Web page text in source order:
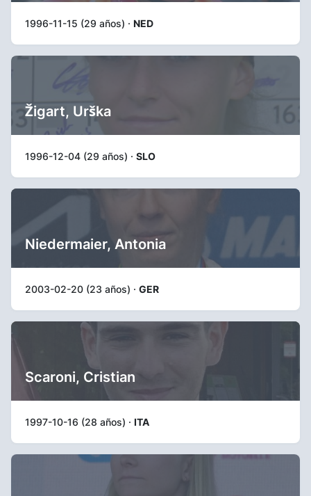
1996-11-15 (29 años) · NED
Žigart, Urška
1996-12-04 (29 años) · SLO
Niedermaier, Antonia
2003-02-20 (23 años) · GER
Scaroni, Cristian
1997-10-16 (28 años) · ITA